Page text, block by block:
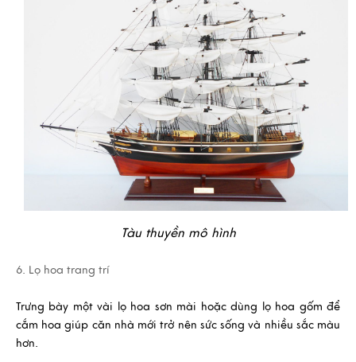
Tàu thuyền mô hình
6. Lọ hoa trang trí
Trưng bày một vài lọ hoa sơn mài hoặc dùng lọ hoa gốm để
cắm hoa giúp căn nhà mới trở nên sức sống và nhiều sắc màu
hơn.